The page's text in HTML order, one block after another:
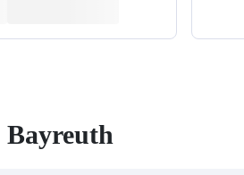
Bayreuth